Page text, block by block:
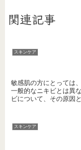
関連記事
スキンケア
敏感肌の方にとっては
一般的なニキビとは異
ビについて、その原因
スキンケア